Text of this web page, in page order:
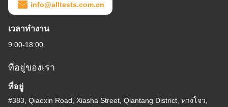
info@alltests.com.cn
เวลาทํางาน
9:00-18:00
ที่อยู่ของเรา
ที่อยู่
#383, Qiaoxin Road, Xiasha Street, Qiantang District, หางโจว,